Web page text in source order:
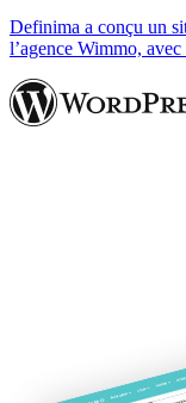
Definima a conçu un
l’agence Wimmo,